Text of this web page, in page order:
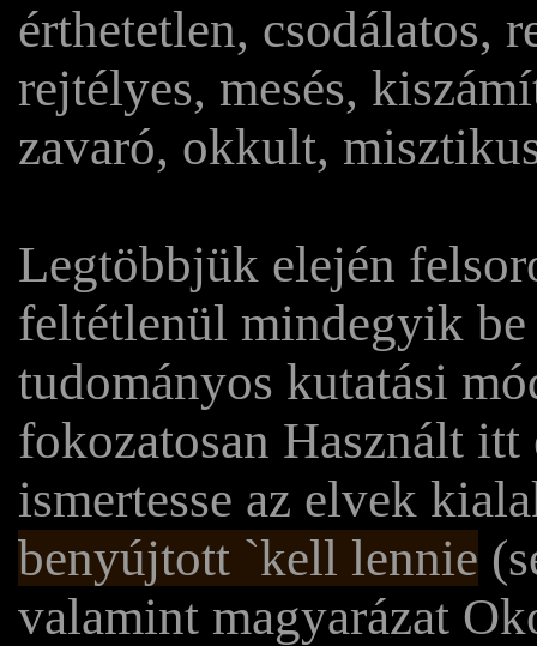
érthetetlen, csodálatos,
rejtélyes, mesés,
zavaró, okkult,
Legtöbbjük elején
feltétlenül mindegyik
tudományos kutatási
fokozatosan Használt
ismertesse az elvek
benyújtott `kell lennie
valamint magyarázat